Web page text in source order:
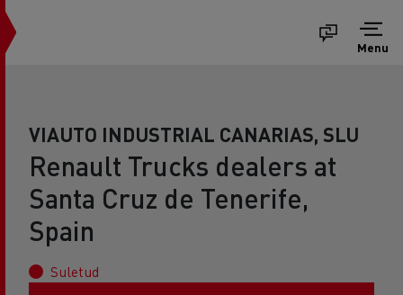
Menu
VIAUTO INDUSTRIAL CANARIAS, SLU
Renault Trucks dealers at
Santa Cruz de Tenerife,
Spain
Suletud